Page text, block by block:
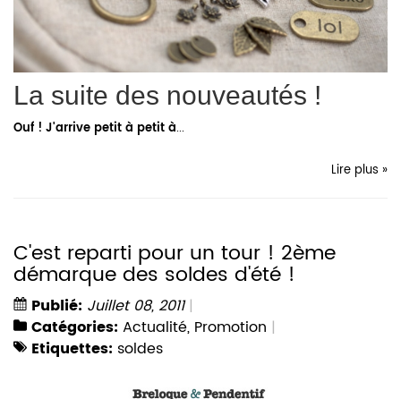
La suite des nouveautés !
Ouf ! J'arrive petit à petit à...
Lire plus »
C'est reparti pour un tour ! 2ème
démarque des soldes d'été !
Publié: Juillet 08, 2011
Catégories: Actualité, Promotion
Etiquettes: soldes